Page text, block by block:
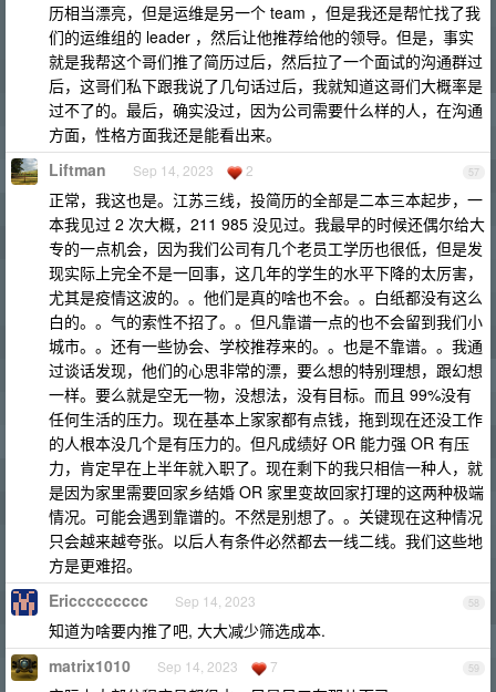
历相当漂亮，但是运维是另一个 team ，但是我还是帮忙找了我
们的运维组的 leader ，然后让他推荐给他的领导。但是，事实
就是我帮这个哥们推了简历过后，然后拉了一个面试的沟通群过
后，这哥们私下跟我说了几句话过后，我就知道这哥们大概率是
过不了的。最后，确实没过，因为公司需要什么样的人，在沟通
方面，性格方面我还是能看出来。
57
Liftman Sep 14, 2023 2
正常，我这也是。江苏三线，投简历的全部是二本三本起步，一
本我见过 2 次大概，211 985 没见过。我最早的时候还偶尔给大
专的一点机会，因为我们公司有几个老员工学历也很低，但是发
现实际上完全不是一回事，这几年的学生的水平下降的太厉害，
尤其是疫情这波的。。他们是真的啥也不会。。白纸都没有这么
白的。。气的索性不招了。。但凡靠谱一点的也不会留到我们小
城市。。还有一些协会、学校推荐来的。。也是不靠谱。。我通
过谈话发现，他们的心思非常的漂，要么想的特别理想，跟幻想
一样。要么就是空无一物，没想法，没有目标。而且 99%没有
任何生活的压力。现在基本上家家都有点钱，拖到现在还没工作
的人根本没几个是有压力的。但凡成绩好 OR 能力强 OR 有压
力，肯定早在上半年就入职了。现在剩下的我只相信一种人，就
是因为家里需要回家乡结婚 OR 家里变故回家打理的这两种极端
情况。可能会遇到靠谱的。不然是别想了。。关键现在这种情况
只会越来越夸张。以后人有条件必然都去一线二线。我们这些地
方是更难招。
58
Ericcccccccc Sep 14, 2023
知道为啥要内推了吧, 大大减少筛选成本.
59
matrix1010 Sep 14, 2023 7